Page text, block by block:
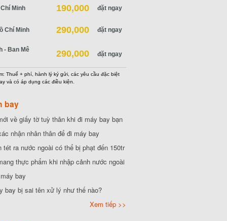
Minh 190,000 đặt ngay
Chí Minh 290,000 đặt ngay
- Ban Mê
290,000 đặt ngay
Thuế + phí, hành lý ký gửi, các yêu cầu đặc biệt
và có áp dụng các điều kiện.
bay
về giấy tờ tuỳ thân khi đi máy bay bạn
nhận nhân thân để đi máy bay
tét ra nước ngoài có thể bị phạt đến 150tr
thực phẩm khi nhập cảnh nước ngoài
bay
bay bị sai tên xử lý như thế nào?
Xem tiếp >>